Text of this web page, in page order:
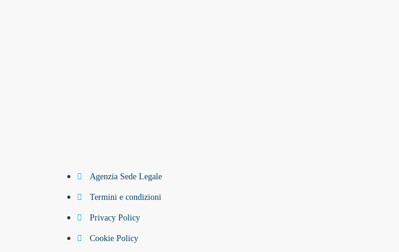
Agenzia Sede Legale
Termini e condizioni
Privacy Policy
Cookie Policy